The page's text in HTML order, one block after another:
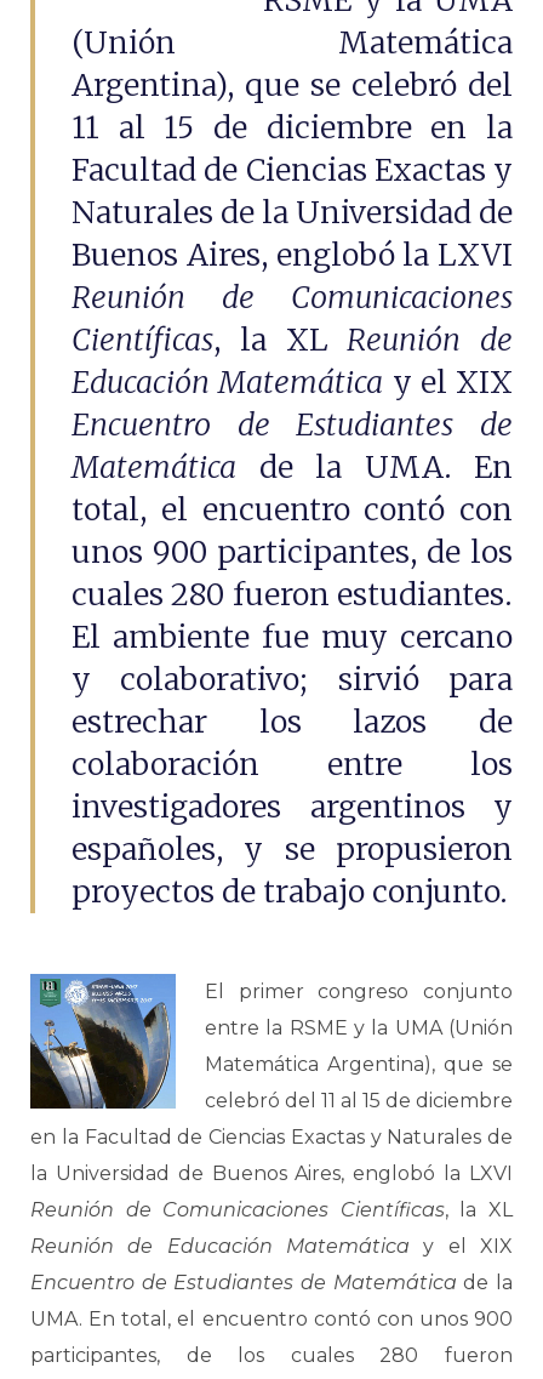
(Unión Matemática
Argentina), que se celebró del
11 al 15 de diciembre en la
Facultad de Ciencias Exactas y
Naturales de la Universidad de
Buenos Aires, englobó la LXVI
Reunión de Comunicaciones
Científicas, la XLReunión de
Educación Matemática y el XIX
Encuentro de Estudiantes de
Matemática de la UMA. En
total, el encuentro contó con
unos 900 participantes, de los
cuales 280 fueron estudiantes.
El ambiente fue muy cercano
y colaborativo; sirvió para
estrechar los lazos de
colaboración entre los
investigadores argentinos y
españoles, y se propusieron
proyectos de trabajo conjunto.
El primer congreso conjunto
entre la RSME y la UMA (Unión
Matemática Argentina), que se
celebró del 11 al 15 de diciembre
en la Facultad de Ciencias Exactas y Naturales de
la Universidad de Buenos Aires, englobó la LXVI
Reunión de Comunicaciones Científicas, la XL
Reunión de Educación Matemática y el XIX
Encuentro de Estudiantes de Matemática de la
UMA. En total, el encuentro contó con unos 900
participantes, de los cuales 280 fueron